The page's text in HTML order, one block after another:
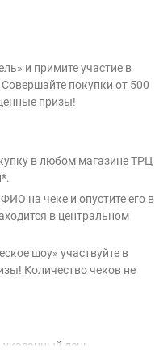
и примите участие в
покупки от 500
призы!
в любом магазине ТРЦ
на чеке и опустите его в
в центральном
шоу» участвуйте в
Количество чеков не
день